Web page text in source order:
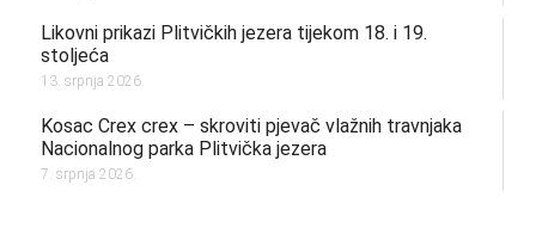
Likovni prikazi Plitvičkih jezera tijekom 18. i 19.
stoljeća
13. srpnja 2026.
Kosac Crex crex – skroviti pjevač vlažnih travnjaka
Nacionalnog parka Plitvička jezera
7. srpnja 2026.